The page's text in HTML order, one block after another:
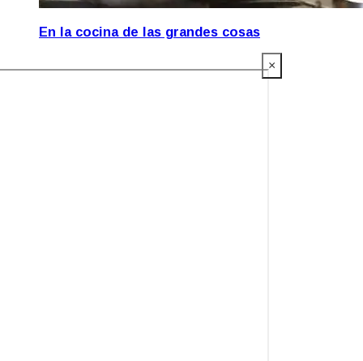
En la cocina de las grandes cosas
×